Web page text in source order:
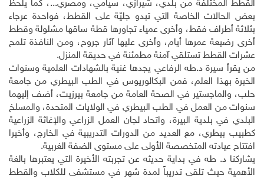
القطط المختلفة من بلدي، شيرازي، سيامي، ومصري...، كما يلحظ
بعض الحالات الخاصة التي تبدو جليّة على القطط، فواحدة عرجاء
بثلاثة أطراف فقط، وأخرى عمياء تجاورها قطة ساقها مشلولة وقطط
أخرى رضيعة عمرها أيام، وأخرى عليها آثار جروح، ومن النافذة تلمح
عشرات القطط تستلقي آمنة مطمئنة في حديقة المنزل.
من يقرأ سيرة د.طه الرفاعي يجدها غنية بالشهادات العلمية وسنوات
الخبرة بهذا العلم، فمن البكالوريوس في الطب البيطري من جامعة
حلب، والماجستير في الصحة العامة من جامعة بيرزيت، أضف إليهما
سنوات من العمل في الطب البيطري في الولايات المتحدة، والمسلخ
البلدي في بلدية البيرة، واتحاد لجان العمل الزراعي والإغاثة الزراعية
كطبيب بيطري، مع العديد من الدورات التدريبية في الخارج، وأخيرا
افتتاح عيادته المتخصصة الأولى على مستوى الضفة الغربية.
يشاركنا د. طه في بداية حديثه عن تجربته الأخيرة التي يعتبرها بالغة
الأهمية حيث تلقى تدريباً لمدة شهر في مستشفى للكلاب والقطط